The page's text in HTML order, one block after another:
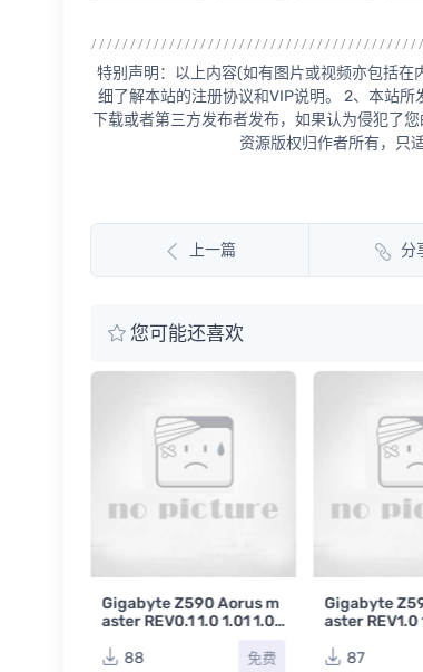
特别声明：以上内容(如有图片或视频亦包括
细了解本站的注册协议和VIP说明。 2、本站
下载或者第三方发布者发布，如果认为侵犯了
资源版权归作者所有，只
上一篇 分
您可能还喜欢
Gigabyte Z590 Aorus m
aster REV0.1 1.0 1.01 1.02
合集88 免费
Gigabyte
aster REV1.0
集 87